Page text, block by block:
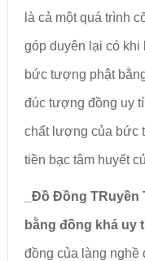
là cả một quá trình
góp duyên lại có khi
bức tượng phật
đúc tượng đồng uy
chất lượng của bức
tiền bạc tâm huyết
_Đồ Đồng
bằng đồng khá uy
đồng của làng nghề